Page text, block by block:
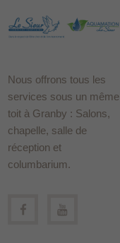
Nous offrons tous les
services sous un même
toit à Granby : Salons,
chapelle, salle de
réception et
columbarium.